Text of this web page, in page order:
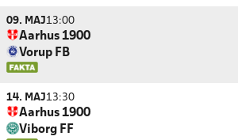
09. MAJ13:00
Aarhus 1900
Vorup FB
14. MAJ13:30
Aarhus 1900
Viborg FF